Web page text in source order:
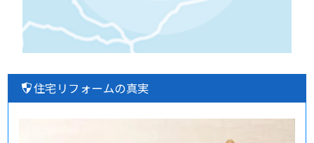
住宅リフォームの真実